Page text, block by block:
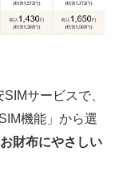
サービスで、
機能」から選
財布にやさしい